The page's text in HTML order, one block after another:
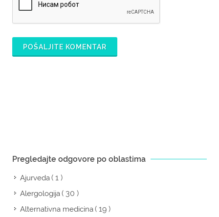
POŠALJITE KOMENTAR
Pregledajte odgovore po oblastima
Ajurveda( 1 )
Alergologija( 30 )
Alternativna medicina( 19 )